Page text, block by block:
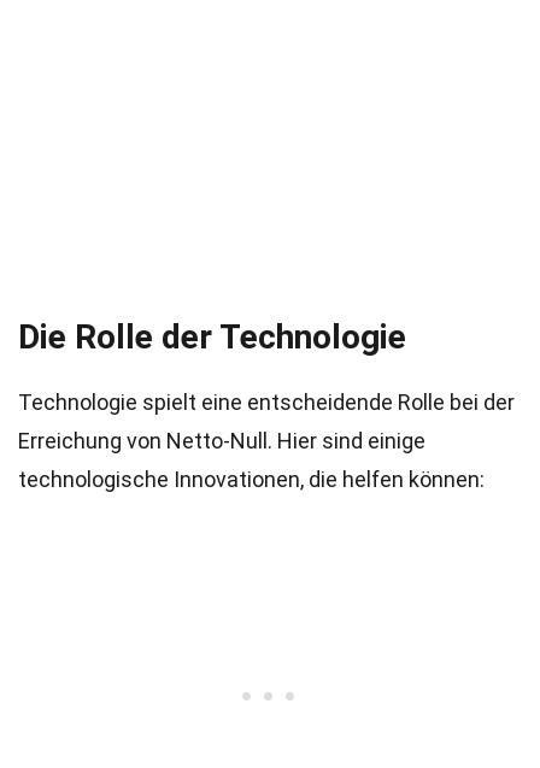
Die Rolle der Technologie
Technologie spielt eine entscheidende Rolle bei der
Erreichung von Netto-Null. Hier sind einige
technologische Innovationen, die helfen können: